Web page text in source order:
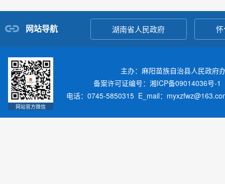
网站导航 湖南省人民政府
网站官方微信
主办：麻阳苗族自治县人民政
备案许可证编号：湘ICP备09014036号-1
电话：0745-5850315 E_mail：